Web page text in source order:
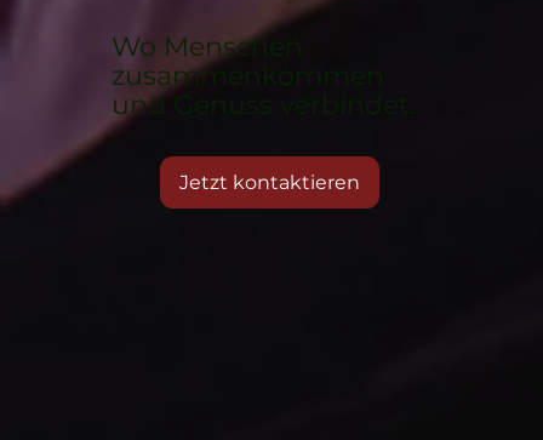
Wo Menschen
zusammenkommen
und Genuss verbindet.
Jetzt kontaktieren